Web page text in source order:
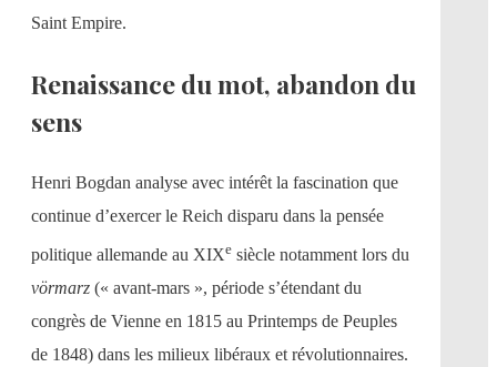
Saint Empire.
Renaissance du mot, abandon du
sens
Henri Bogdan analyse avec intérêt la fascination que
continue d’exercer le Reich disparu dans la pensée
politique allemande au XIXe siècle notamment lors du
vörmarz (« avant-mars », période s’étendant du
congrès de Vienne en 1815 au Printemps de Peuples
de 1848) dans les milieux libéraux et révolutionnaires.